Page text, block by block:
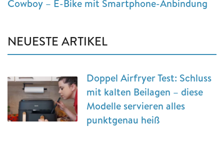
Cowboy – E-Bike mit Smartphone-Anbindung
NEUESTE ARTIKEL
Doppel Airfryer Test: Schluss
mit kalten Beilagen – diese
Modelle servieren alles
punktgenau heiß